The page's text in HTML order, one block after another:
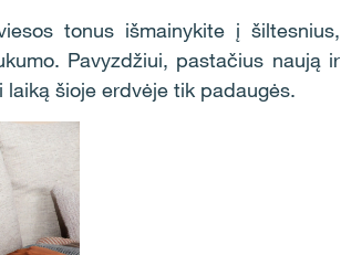
tonus išmainykite į šiltesnius,
Pavyzdžiui, pastačius naują ir
šioje erdvėje tik padaugės.